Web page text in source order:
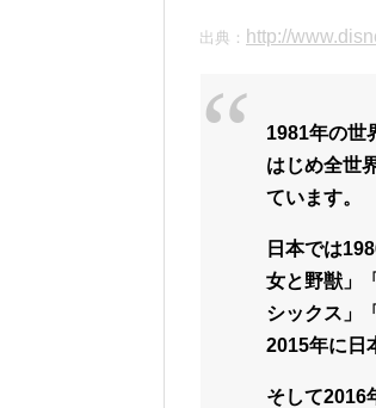
出典： http://
1981年の世
はじめ全世
ています。
日本では
女と野獣」
シックス」
2015年に日
そして2016